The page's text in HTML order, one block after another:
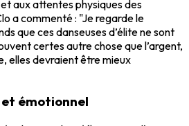
aux attentes physiques des
a commenté : "Je regarde le
que ces danseuses d’élite ne sont
certes autre chose que l’argent,
elles devraient être mieux
émotionnel